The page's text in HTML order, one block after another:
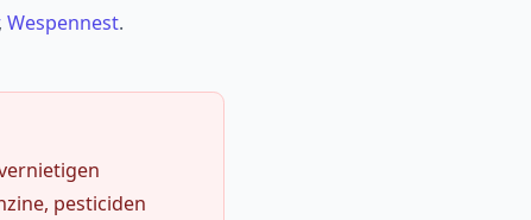
Wespennest.
pesticiden